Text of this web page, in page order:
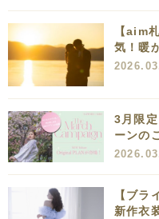
【aim
気！暖
3月限
ーンの
【ブラ
新作衣